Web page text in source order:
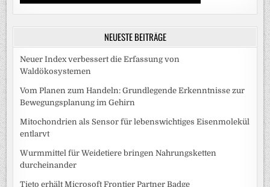
NEUESTE BEITRÄGE
Neuer Index verbessert die Erfassung von
Waldökosystemen
Vom Planen zum Handeln: Grundlegende Erkenntnisse zur
Bewegungsplanung im Gehirn
Mitochondrien als Sensor für lebenswichtiges Eisenmolekül
entlarvt
Wurmmittel für Weidetiere bringen Nahrungsketten
durcheinander
Tieto erhält Microsoft Frontier Partner Badge